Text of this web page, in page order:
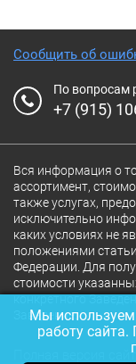
Сообщить об
По вопросам
+7 (915)
Вся информация о
ассортимент,
также услугах,
исключительно
каких условиях не
положениями
Федерации. Для
стоимости
конкретного
Заведение.
Полная версия
Мы
работу